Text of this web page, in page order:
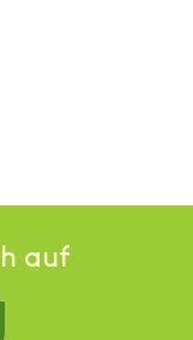
auf